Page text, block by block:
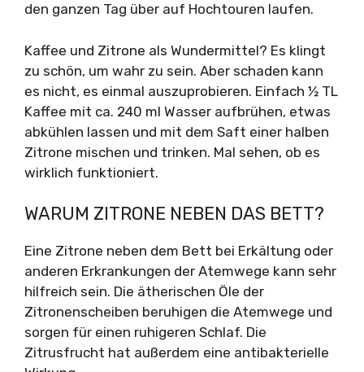
den ganzen Tag über auf Hochtouren laufen.
Kaffee und Zitrone als Wundermittel? Es klingt
zu schön, um wahr zu sein. Aber schaden kann
es nicht, es einmal auszuprobieren. Einfach ½ TL
Kaffee mit ca. 240 ml Wasser aufbrühen, etwas
abkühlen lassen und mit dem Saft einer halben
Zitrone mischen und trinken. Mal sehen, ob es
wirklich funktioniert.
WARUM ZITRONE NEBEN DAS BETT?
Eine Zitrone neben dem Bett bei Erkältung oder
anderen Erkrankungen der Atemwege kann sehr
hilfreich sein. Die ätherischen Öle der
Zitronenscheiben beruhigen die Atemwege und
sorgen für einen ruhigeren Schlaf. Die
Zitrusfrucht hat außerdem eine antibakterielle